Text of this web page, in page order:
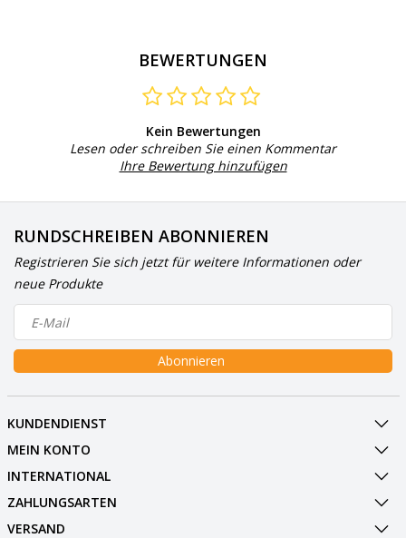
BEWERTUNGEN
Kein Bewertungen
Lesen oder schreiben Sie einen Kommentar
Ihre Bewertung hinzufügen
RUNDSCHREIBEN ABONNIEREN
Registrieren Sie sich jetzt für weitere Informationen oder
neue Produkte
Abonnieren
KUNDENDIENST
MEIN KONTO
INTERNATIONAL
ZAHLUNGSARTEN
VERSAND